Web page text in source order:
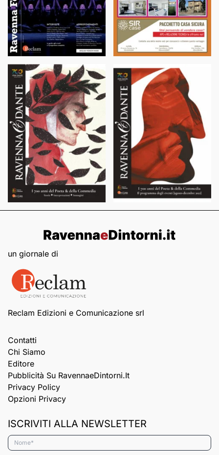
un giornale di
Reclam Edizioni e Comunicazione srl
Contatti
Chi Siamo
Editore
Pubblicità Su RavennaeDintorni.it
Privacy Policy
Opzioni Privacy
ISCRIVITI ALLA NEWSLETTER
Nome*